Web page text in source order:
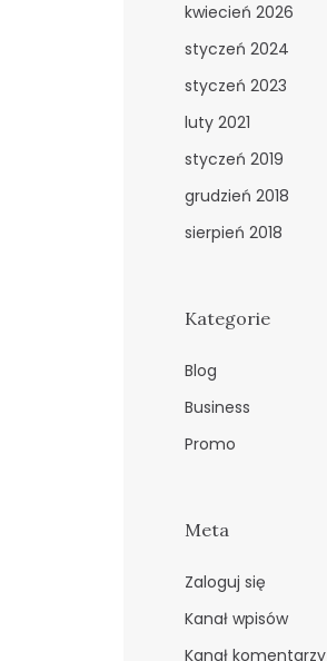
kwiecień 2026
styczeń 2024
styczeń 2023
luty 2021
styczeń 2019
grudzień 2018
sierpień 2018
Kategorie
Blog
Business
Promo
Meta
Zaloguj się
Kanał wpisów
Kanał komentarzy